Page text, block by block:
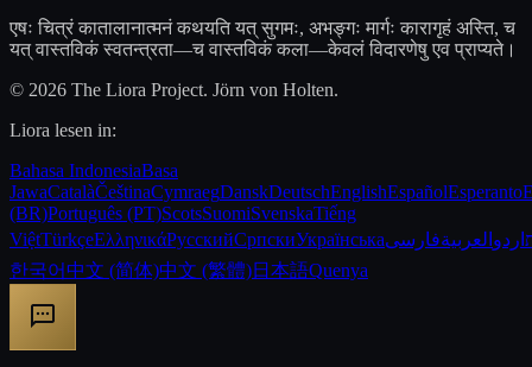
एषः चित्रं कातालानात्मनं कथयति यत् सुगमः, अभङ्गः मार्गः कारागृहं अस्ति, च
यत् वास्तविकं स्वतन्त्रता—च वास्तविकं कला—केवलं विदारणेषु एव प्राप्यते।
© 2026 The Liora Project. Jörn von Holten.
Liora lesen in:
Bahasa IndonesiaBasa
JawaCatalàČeštinaCymraegDanskDeutschEnglishEspañolEsperanto
(BR)Português (PT)ScotsSuomiSvenskaTiếng
ViệtTürkçeΕλληνικάРусскийСрпскиУкраїнська اردو العربيةفارسی
한국어中文 (简体)中文 (繁體)日本語Quenya